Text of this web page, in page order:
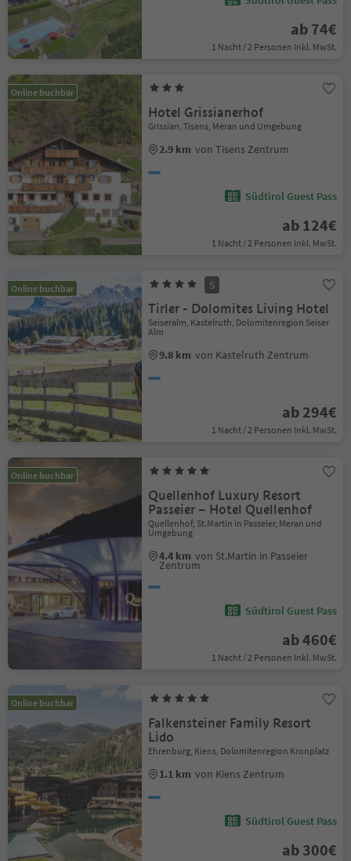
ab 74€
1 Nacht / 2 Personen Inkl. MwSt.
Online buchbar
Hotel Grissianerhof
Grissian, Tisens, Meran und Umgebung
2.9 km von Tisens Zentrum
Südtirol Guest Pass
ab 124€
1 Nacht / 2 Personen Inkl. MwSt.
Online buchbar S
Tirler - Dolomites Living Hotel
Seiseralm, Kastelruth, Dolomitenregion Seiser
Alm
9.8 km von Kastelruth Zentrum
ab 294€
1 Nacht / 2 Personen Inkl. MwSt.
Online buchbar
Quellenhof Luxury Resort
Passeier – Hotel Quellenhof
Quellenhof, St.Martin in Passeier, Meran und
Umgebung
4.4 km von St.Martin in Passeier
Zentrum
Südtirol Guest Pass
ab 460€
1 Nacht / 2 Personen Inkl. MwSt.
Online buchbar
Falkensteiner Family Resort
Lido
Ehrenburg, Kiens, Dolomitenregion Kronplatz
1.1 km von Kiens Zentrum
Südtirol Guest Pass
ab 300€